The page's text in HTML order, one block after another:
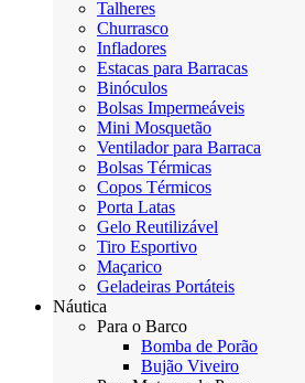
Talheres
Churrasco
Infladores
Estacas para Barracas
Binóculos
Bolsas Impermeáveis
Mini Mosquetão
Ventilador para Barraca
Bolsas Térmicas
Copos Térmicos
Porta Latas
Gelo Reutilizável
Tiro Esportivo
Maçarico
Geladeiras Portáteis
Náutica
Para o Barco
Bomba de Porão
Bujão Viveiro